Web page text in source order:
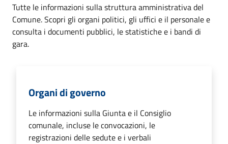
Tutte le informazioni sulla struttura amministrativa del
Comune. Scopri gli organi politici, gli uffici e il personale e
consulta i documenti pubblici, le statistiche e i bandi di
gara.
Organi di governo
Le informazioni sulla Giunta e il Consiglio
comunale, incluse le convocazioni, le
registrazioni delle sedute e i verbali